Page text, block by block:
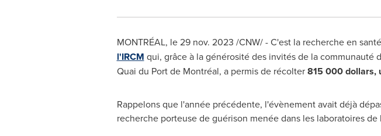
MONTRÉAL, le29 nov. 2023 /CNW/ - C'est la recherche en
l'IRCM qui, grâce à la générosité des invités de la communauté
Quai du Port de Montréal, a permis de récolter815 000 dollars,
Rappelons que l'année précédente, l'évènement avait déjà
recherche porteuse de guérison menée dans les laboratoires de